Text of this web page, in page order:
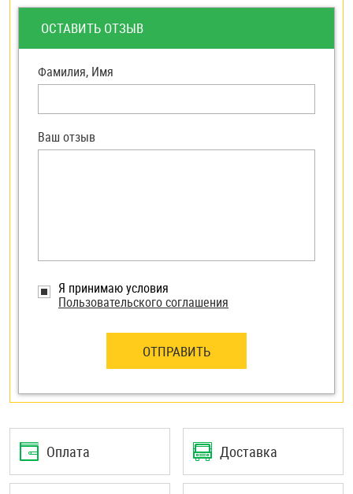
ОСТАВИТЬ ОТЗЫВ
Фамилия, Имя
Я принимаю условия
Пользовательского соглашения
ОТПРАВИТЬ
Ваш отзыв
Оплата Доставка